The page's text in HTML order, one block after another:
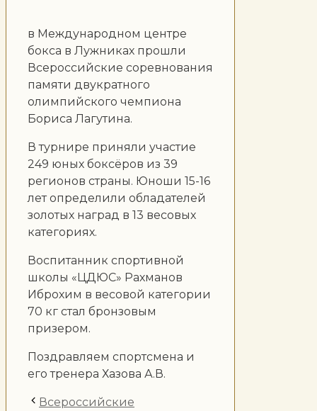
в Международном центре
бокса в Лужниках прошли
Всероссийские соревнования
памяти двукратного
олимпийского чемпиона
Бориса Лагутина.
В турнире приняли участие
249 юных боксёров из 39
регионов страны. Юноши 15-16
лет определили обладателей
золотых наград в 13 весовых
категориях.
Воспитанник спортивной
школы «ЦДЮС» Рахманов
Иброхим в весовой категории
70 кг стал бронзовым
призером.
Поздравляем спортсмена и
его тренера Хазова А.В.
Всероссийские